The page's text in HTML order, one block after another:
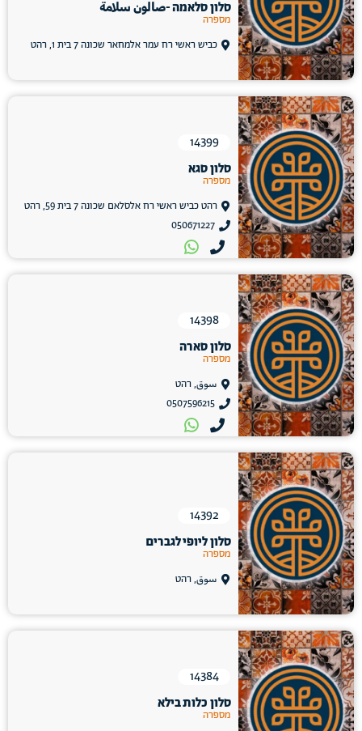
סלון סלאמה -صالون سلامة
מספרה
כביש ראשי רח עמר אלמחאר שכונה 7 בית 1, רהט
14399
סלון סגא
מספרה
רהט כביש ראשי רח אלסלאם שכונה 7 בית 59, רהט
050671227
14398
סלון סארה
מספרה
سوق, רהט
0507596215
14392
סלון ליופי לגברים
מספרה
سوق, רהט
14384
סלון כלות בילא
מספרה